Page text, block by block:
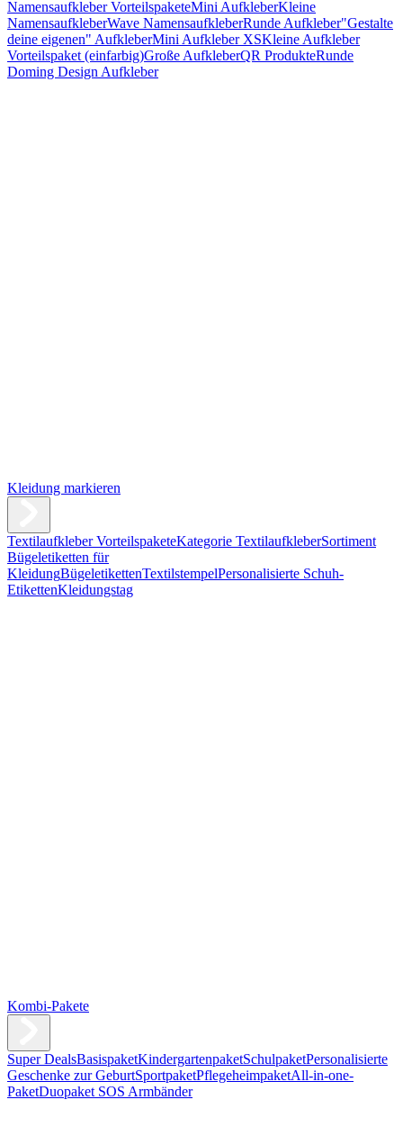
Namensaufkleber VorteilspaketeMini AufkleberKleine
NamensaufkleberWave NamensaufkleberRunde Aufkleber"Gestalte
deine eigenen" AufkleberMini Aufkleber XSKleine Aufkleber
Vorteilspaket (einfarbig)Große AufkleberQR ProdukteRunde
Doming Design Aufkleber
Kleidung markieren
Textilaufkleber VorteilspaketeKategorie TextilaufkleberSortiment
Bügeletiketten für
KleidungBügeletikettenTextilstempelPersonalisierte Schuh-
EtikettenKleidungstag
Kombi-Pakete
Super DealsBasispaketKindergartenpaketSchulpaketPersonalisierte
Geschenke zur GeburtSportpaketPflegeheimpaketAll-in-one-
PaketDuopaket SOS Armbänder